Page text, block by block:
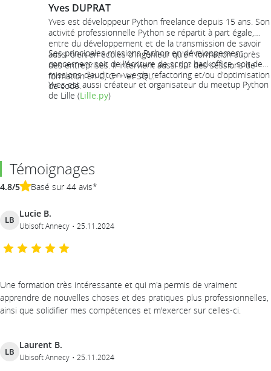
Yves DUPRAT
Yves est développeur Python freelance depuis 15 ans. Son
activité professionnelle Python se répartit à part égale,
entre du développement et de la transmission de savoir
aussi bien en écoles d'ingénieur qu'en formation auprès
des entreprises. Il intervient aussi sur des sessions de
formation en C, C++ et SQL.
Ses principales missions Python en développement
concernent soit de l'écriture de script backoffice, soit des
missions d'audit en vue de refactoring et/ou d'optimisation
de code.
Yves est aussi créateur et organisateur du meetup Python
de Lille (Lille.py)
Témoignages
4.8/5 Basé sur 44 avis*
LB
Lucie B.
Ubisoft Annecy 25.11.2024
Une formation très intéressante et qui m'a permis de vraiment
apprendre de nouvelles choses et des pratiques plus professionnelles,
ainsi que solidifier mes compétences et m'exercer sur celles-ci.
LB
Laurent B.
Ubisoft Annecy 25.11.2024